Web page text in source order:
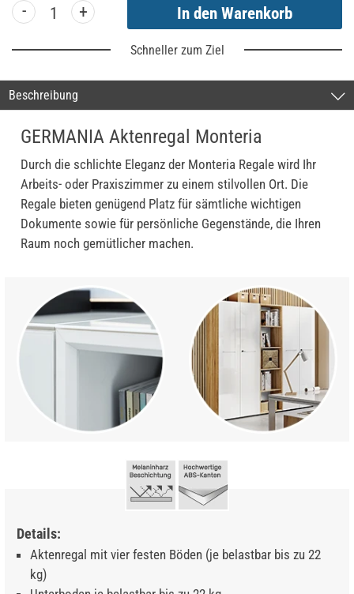
- +
Schneller zum Ziel
Beschreibung
GERMANIA Aktenregal Monteria
Durch die schlichte Eleganz der Monteria Regale wird Ihr
Arbeits- oder Praxiszimmer zu einem stilvollen Ort. Die
Regale bieten genügend Platz für sämtliche wichtigen
Dokumente sowie für persönliche Gegenstände, die Ihren
Raum noch gemütlicher machen.
Details:
Aktenregal mit vier festen Böden (je belastbar bis zu 22
kg)